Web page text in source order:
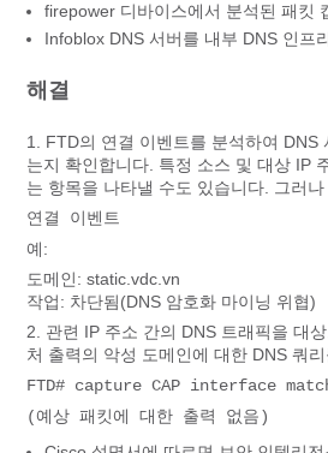
firepower 디바이스에서 분석된 패킷
Infoblox DNS 서버를 내부 DNS 인프
해결
1. FTD의 연결 이벤트를 분석하여 DNS
는지 확인합니다. 특정 소스 및 대상 IP
는 항목을 나타낼 수도 있습니다. 그러
연결 이벤트
예:
도메인: static.vdc.vn
작업: 차단됨(DNS 암호화 마이닝 위협)
2. 관련 IP 주소 간의 DNS 트래픽을 대
처 출력의 악성 도메인에 대한 DNS 쿼
FTD# capture CAP interface
(예상 패킷에 대한 출력 없음)